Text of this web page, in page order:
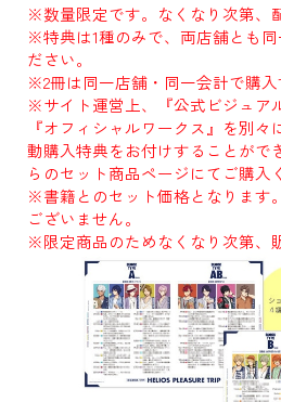
※数量限定です。なくなり次第、
※特典は1種のみで、両店舗とも
ださい。
※2冊は同一店舗・同一会計で購入
※サイト運営上、『公式ビジュア
『オフィシャルワークス』を別
動購入特典をお付けすることがで
らのセット商品ページにてご購入
※書籍とのセット価格となります
ございません。
※限定商品のためなくなり次第、